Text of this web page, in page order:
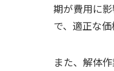
期が費用に
で、適正な
また、解体